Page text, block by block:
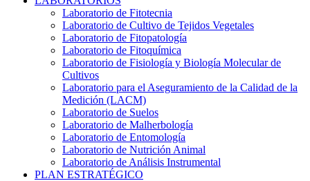
Laboratorio de Fitotecnia
Laboratorio de Cultivo de Tejidos Vegetales
Laboratorio de Fitopatología
Laboratorio de Fitoquímica
Laboratorio de Fisiología y Biología Molecular de
Cultivos
Laboratorio para el Aseguramiento de la Calidad de la
Medición (LACM)
Laboratorio de Suelos
Laboratorio de Malherbología
Laboratorio de Entomología
Laboratorio de Nutrición Animal
Laboratorio de Análisis Instrumental
PLAN ESTRATÉGICO